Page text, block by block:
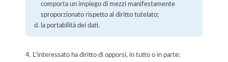
comporta un impiego di mezzi manifestamente
sproporzionato rispetto al diritto tutelato;
la portabilità dei dati.
4. L'interessato ha diritto di opporsi, in tutto o in parte: